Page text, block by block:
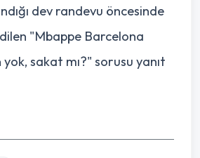
dev randevu öncesinde
"Mbappe Barcelona
sakat mı?" sorusu yanıt